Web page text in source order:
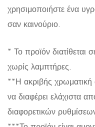
χρησιμοποιήστε ένα
σαν καινούριο.
* Το προϊόν διατίθεται
χωρίς λαμπτήρες.
**Η ακριβής χρωματική
να διαφέρει ελάχιστα
διαφορετικών